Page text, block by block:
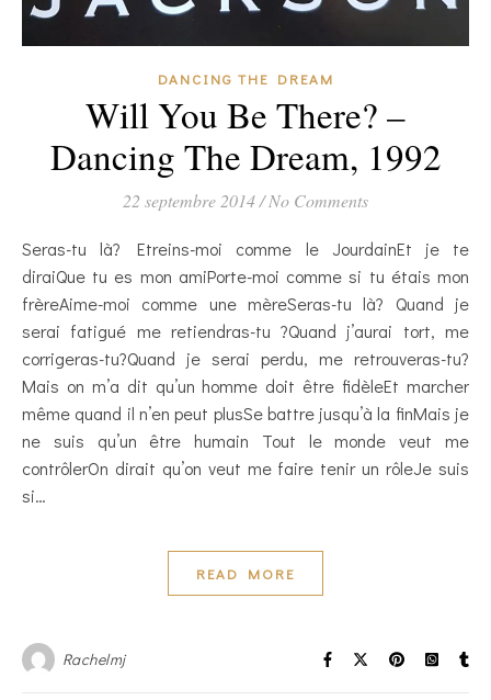
DANCING THE DREAM
Will You Be There? –
Dancing The Dream, 1992
22 septembre 2014/ No Comments
Seras-tu là? Etreins-moi comme le JourdainEt je te
diraiQue tu es mon amiPorte-moi comme si tu étais mon
frèreAime-moi comme une mèreSeras-tu là? Quand je
serai fatigué me retiendras-tu ?Quand j’aurai tort, me
corrigeras-tu?Quand je serai perdu, me retrouveras-tu?
Mais on m’a dit qu’un homme doit être fidèleEt marcher
même quand il n’en peut plusSe battre jusqu’à la finMais je
ne suis qu’un être humain Tout le monde veut me
contrôlerOn dirait qu’on veut me faire tenir un rôleJe suis
si…
READ MORE
Rachelmj